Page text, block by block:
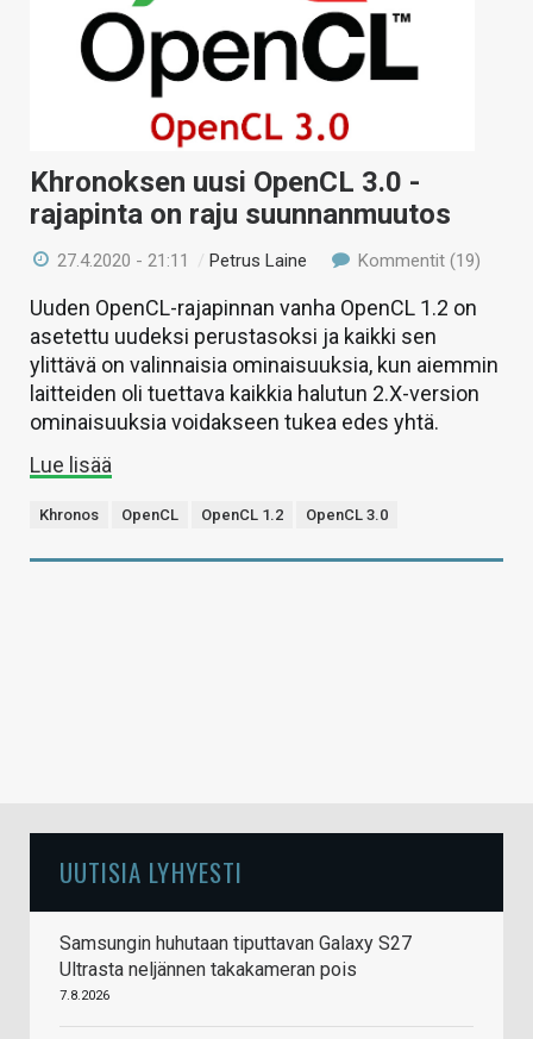
Khronoksen uusi OpenCL 3.0 -
rajapinta on raju suunnanmuutos
27.4.2020 - 21:11 /Petrus Laine Kommentit (19)
Uuden OpenCL-rajapinnan vanha OpenCL 1.2 on
asetettu uudeksi perustasoksi ja kaikki sen
ylittävä on valinnaisia ominaisuuksia, kun aiemmin
laitteiden oli tuettava kaikkia halutun 2.X-version
ominaisuuksia voidakseen tukea edes yhtä.
Lue lisää
Khronos OpenCL OpenCL 1.2 OpenCL 3.0
UUTISIA LYHYESTI
Samsungin huhutaan tiputtavan Galaxy S27
Ultrasta neljännen takakameran pois
7.8.2026